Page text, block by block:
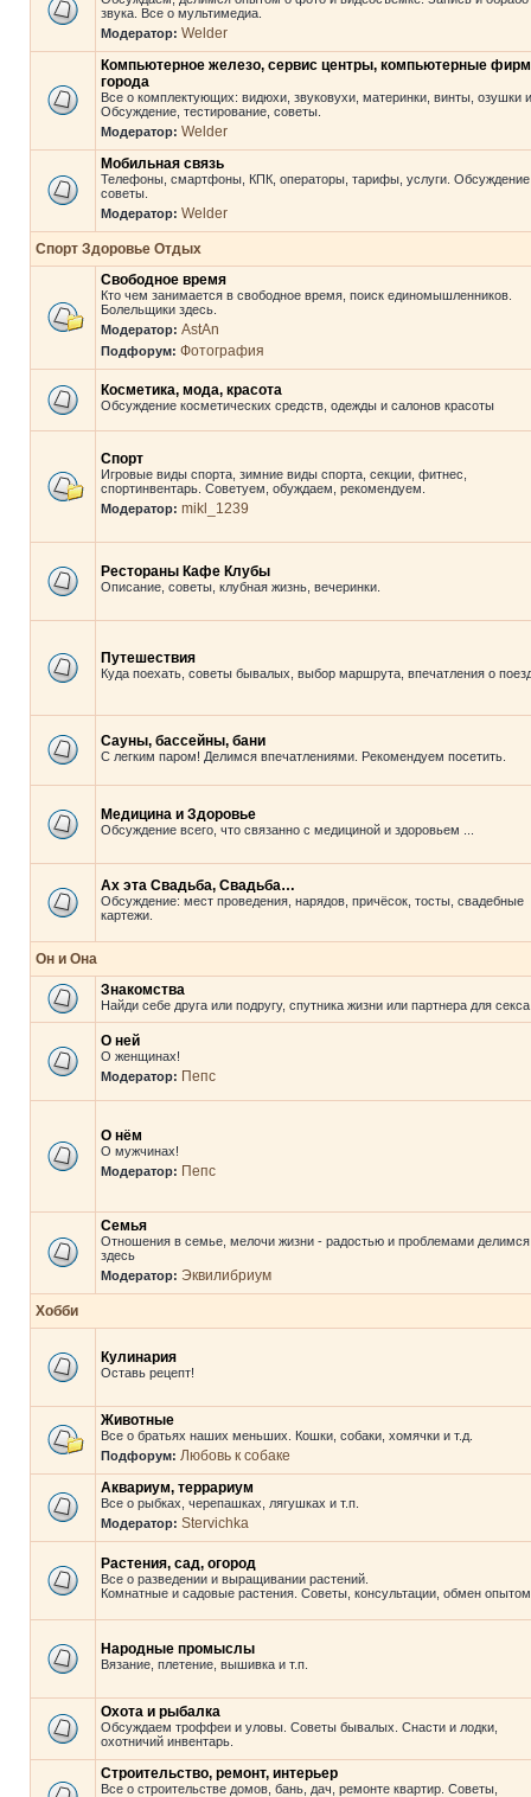
звука. Все о мультимедиа.
Модератор: Welder
Компьютерное железо, сервис центры, компьютерные
города
Все о комплектующих: видюхи, звуковухи, материнки, винты, озушки
Обсуждение, тестирование, советы.
Модератор: Welder
Мобильная связь
Телефоны, смартфоны, КПК, операторы, тарифы, услуги.
советы.
Модератор: Welder
Спорт Здоровье Отдых
Свободное время
Кто чем занимается в свободное время, поиск единомышленников.
Болельщики здесь.
Модератор: AstAn
Подфорум: Фотография
Косметика, мода, красота
Обсуждение косметических средств, одежды и салонов красоты
Спорт
Игровые виды спорта, зимние виды спорта, секции, фитнес,
спортинвентарь. Советуем, обуждаем, рекомендуем.
Модератор: mikl_1239
Рестораны Кафе Клубы
Описание, советы, клубная жизнь, вечеринки.
Путешествия
Куда поехать, советы бывалых, выбор маршрута, впечатления о
Сауны, бассейны, бани
С легким паром! Делимся впечатлениями. Рекомендуем посетить.
Медицина и Здоровье
Обсуждение всего, что связанно с медициной и здоровьем ...
Ах эта Свадьба, Свадьба…
Обсуждение: мест проведения, нарядов, причёсок, тосты, свадебные
картежи.
Он и Она
Знакомства
Найди себе друга или подругу, спутника жизни или партнера для
О ней
О женщинах!
Модератор: Пепс
О нём
О мужчинах!
Модератор: Пепс
Семья
Отношения в семье, мелочи жизни - радостью и проблемами делимся
здесь
Модератор: Эквилибриум
Хобби
Кулинария
Оставь рецепт!
Животные
Все о братьях наших меньших. Кошки, собаки, хомячки и т.д.
Подфорум: Любовь к собаке
Аквариум, террариум
Все о рыбках, черепашках, лягушках и т.п.
Модератор: Stervichka
Растения, сад, огород
Все о разведении и выращивании растений.
Комнатные и садовые растения. Советы, консультации, обмен
Народные промыслы
Вязание, плетение, вышивка и т.п.
Охота и рыбалка
Обсуждаем троффеи и уловы. Советы бывалых. Снасти и лодки,
охотничий инвентарь.
Строительство, ремонт, интерьер
Все о строительстве домов, бань, дач, ремонте квартир. Советы,